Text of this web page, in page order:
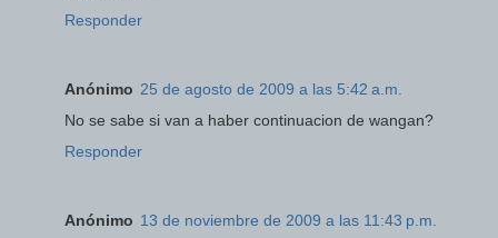
Responder
Anónimo 25 de agosto de 2009 a las 5:42 a.m.
No se sabe si van a haber continuacion de wangan?
Responder
Anónimo 13 de noviembre de 2009 a las 11:43 p.m.